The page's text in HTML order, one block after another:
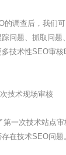
调查后，我们可
问题、抓取问
技术性SEO审
技术现场审核
一次技术站点审
在技术SEO问